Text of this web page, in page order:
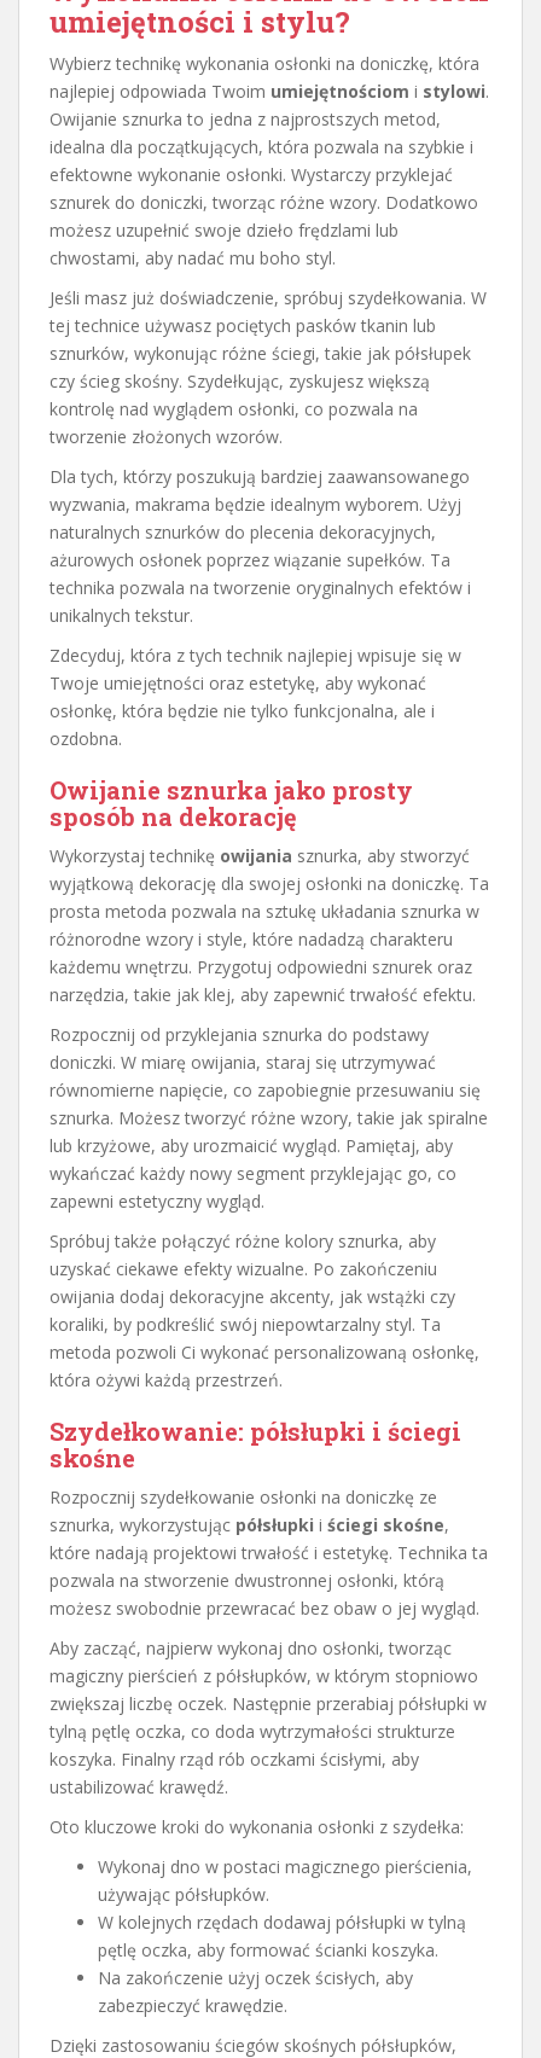
umiejętności i stylu?
Wybierz technikę wykonania osłonki na doniczkę, która
najlepiej odpowiada Twoim umiejętnościom i stylowi.
Owijanie sznurka to jedna z najprostszych metod,
idealna dla początkujących, która pozwala na szybkie i
efektowne wykonanie osłonki. Wystarczy przyklejać
sznurek do doniczki, tworząc różne wzory. Dodatkowo
możesz uzupełnić swoje dzieło frędzlami lub
chwostami, aby nadać mu boho styl.
Jeśli masz już doświadczenie, spróbuj szydełkowania. W
tej technice używasz pociętych pasków tkanin lub
sznurków, wykonując różne ściegi, takie jak półsłupek
czy ścieg skośny. Szydełkując, zyskujesz większą
kontrolę nad wyglądem osłonki, co pozwala na
tworzenie złożonych wzorów.
Dla tych, którzy poszukują bardziej zaawansowanego
wyzwania, makrama będzie idealnym wyborem. Użyj
naturalnych sznurków do plecenia dekoracyjnych,
ażurowych osłonek poprzez wiązanie supełków. Ta
technika pozwala na tworzenie oryginalnych efektów i
unikalnych tekstur.
Zdecyduj, która z tych technik najlepiej wpisuje się w
Twoje umiejętności oraz estetykę, aby wykonać
osłonkę, która będzie nie tylko funkcjonalna, ale i
ozdobna.
Owijanie sznurka jako prosty
sposób na dekorację
Wykorzystaj technikę owijania sznurka, aby stworzyć
wyjątkową dekorację dla swojej osłonki na doniczkę. Ta
prosta metoda pozwala na sztukę układania sznurka w
różnorodne wzory i style, które nadadzą charakteru
każdemu wnętrzu. Przygotuj odpowiedni sznurek oraz
narzędzia, takie jak klej, aby zapewnić trwałość efektu.
Rozpocznij od przyklejania sznurka do podstawy
doniczki. W miarę owijania, staraj się utrzymywać
równomierne napięcie, co zapobiegnie przesuwaniu się
sznurka. Możesz tworzyć różne wzory, takie jak spiralne
lub krzyżowe, aby urozmaicić wygląd. Pamiętaj, aby
wykańczać każdy nowy segment przyklejając go, co
zapewni estetyczny wygląd.
Spróbuj także połączyć różne kolory sznurka, aby
uzyskać ciekawe efekty wizualne. Po zakończeniu
owijania dodaj dekoracyjne akcenty, jak wstążki czy
koraliki, by podkreślić swój niepowtarzalny styl. Ta
metoda pozwoli Ci wykonać personalizowaną osłonkę,
która ożywi każdą przestrzeń.
Szydełkowanie: półsłupki i ściegi
skośne
Rozpocznij szydełkowanie osłonki na doniczkę ze
sznurka, wykorzystując półsłupki i ściegi skośne,
które nadają projektowi trwałość i estetykę. Technika ta
pozwala na stworzenie dwustronnej osłonki, którą
możesz swobodnie przewracać bez obaw o jej wygląd.
Aby zacząć, najpierw wykonaj dno osłonki, tworząc
magiczny pierścień z półsłupków, w którym stopniowo
zwiększaj liczbę oczek. Następnie przerabiaj półsłupki w
tylną pętlę oczka, co doda wytrzymałości strukturze
koszyka. Finalny rząd rób oczkami ścisłymi, aby
ustabilizować krawędź.
Oto kluczowe kroki do wykonania osłonki z szydełka:
Wykonaj dno w postaci magicznego pierścienia,
używając półsłupków.
W kolejnych rzędach dodawaj półsłupki w tylną
pętlę oczka, aby formować ścianki koszyka.
Na zakończenie użyj oczek ścisłych, aby
zabezpieczyć krawędzie.
Dzięki zastosowaniu ściegów skośnych półsłupków,